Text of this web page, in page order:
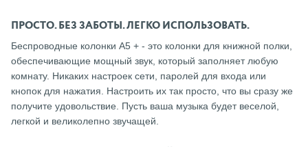
ПРОСТО. БЕЗ ЗАБОТЫ. ЛЕГКО ИСПОЛЬЗОВАТЬ.
Беспроводные колонки A5 + - это колонки для книжной полки,
обеспечивающие мощный звук, который заполняет любую
комнату. Никаких настроек сети, паролей для входа или
кнопок для нажатия. Настроить их так просто, что вы сразу же
получите удовольствие. Пусть ваша музыка будет веселой,
легкой и великолепно звучащей.